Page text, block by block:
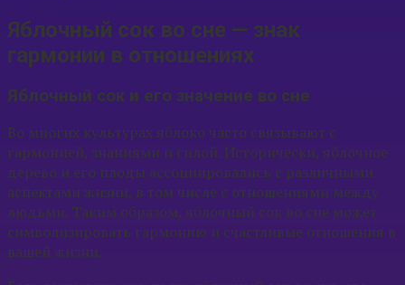
Яблочный сок во сне — знак
гармонии в отношениях
Яблочный сок и его значение во сне
Во многих культурах яблоко часто связывают с
гармонией, знаниями и силой. Исторически, яблочное
дерево и его плоды ассоциировались с различными
аспектами жизни, в том числе с отношениями между
людьми. Таким образом, яблочный сок во сне может
символизировать гармонию и счастливые отношения в
вашей жизни.